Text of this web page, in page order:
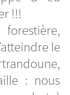
!!!
le
: nous